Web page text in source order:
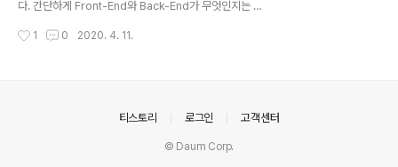
다. 간단하게 Front-End와 Back-End가 무엇인지는 안
I 서버 주소로 원하는 정보를 요청(Request)하면 서버에
와 같이 Request에서는 주소에는 API의 서버 주소를 적
답에는 형식이 JSON이라는 형태로 전달이 된다. (JSON
1 0 2020. 4. 11.
티스토리 로그인 고객센터
© Daum Corp.